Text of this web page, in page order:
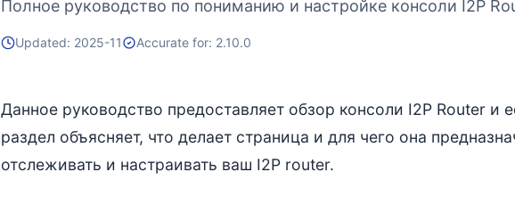
Полное руководство по пониманию и настройке консоли I2P
Updated: 2025-11 Accurate for: 2.10.0
Данное руководство предоставляет обзор консоли I2P Router и
раздел объясняет, что делает страница и для чего она
отслеживать и настраивать ваш I2P router.